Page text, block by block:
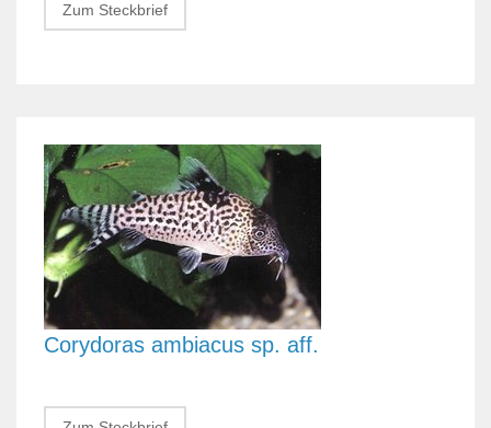
Zum Steckbrief
Corydoras ambiacus sp. aff.